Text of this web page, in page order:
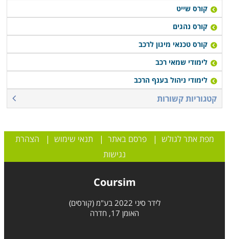
קורס שייט
קורס נהגים
קורס טכנאי מיגון לרכב
לימודי שמאי רכב
לימודי ניהול בענף הרכב
קטגוריות קשורות
מפת אתר לגולש |פרסם באתר | תנאי שימוש | הצהרת
נגישות
Coursim
לידר סיני 2022 בע"מ (קורסים)
האומן 17, חדרה